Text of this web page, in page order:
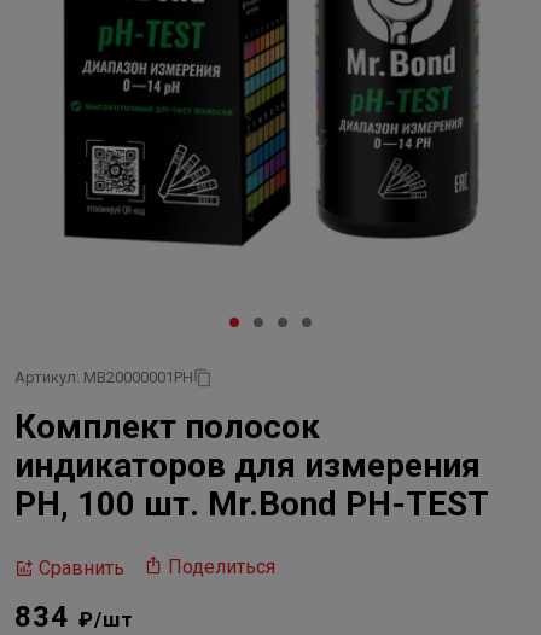
Артикул: MB20000001PH
Комплект полосок
индикаторов для измерения
PH, 100 шт. Mr.Bond PH-TEST
Сравнить Поделиться
834 ₽/шт